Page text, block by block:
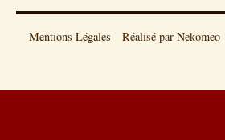
Mentions Légales Réalisé par Nekomeo